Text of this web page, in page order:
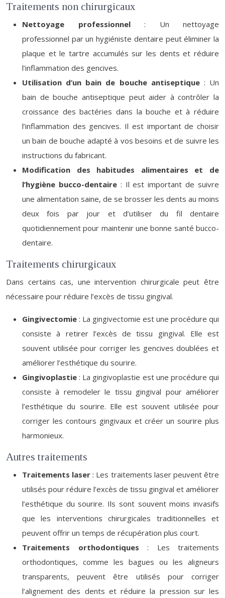
Traitements non chirurgicaux
Nettoyage professionnel : Un nettoyage
professionnel par un hygiéniste dentaire peut éliminer la
plaque et le tartre accumulés sur les dents et réduire
l’inflammation des gencives.
Utilisation d’un bain de bouche antiseptique : Un
bain de bouche antiseptique peut aider à contrôler la
croissance des bactéries dans la bouche et à réduire
l’inflammation des gencives. Il est important de choisir
un bain de bouche adapté à vos besoins et de suivre les
instructions du fabricant.
Modification des habitudes alimentaires et de
l’hygiène bucco-dentaire : Il est important de suivre
une alimentation saine, de se brosser les dents au moins
deux fois par jour et d’utiliser du fil dentaire
quotidiennement pour maintenir une bonne santé bucco-
dentaire.
Traitements chirurgicaux
Dans certains cas, une intervention chirurgicale peut être
nécessaire pour réduire l’excès de tissu gingival.
Gingivectomie : La gingivectomie est une procédure qui
consiste à retirer l’excès de tissu gingival. Elle est
souvent utilisée pour corriger les gencives doublées et
améliorer l’esthétique du sourire.
Gingivoplastie: La gingivoplastie est une procédure qui
consiste à remodeler le tissu gingival pour améliorer
l’esthétique du sourire. Elle est souvent utilisée pour
corriger les contours gingivaux et créer un sourire plus
harmonieux.
Autres traitements
Traitements laser: Les traitements laser peuvent être
utilisés pour réduire l’excès de tissu gingival et améliorer
l’esthétique du sourire. Ils sont souvent moins invasifs
que les interventions chirurgicales traditionnelles et
peuvent offrir un temps de récupération plus court.
Traitements orthodontiques : Les traitements
orthodontiques, comme les bagues ou les aligneurs
transparents, peuvent être utilisés pour corriger
l’alignement des dents et réduire la pression sur les